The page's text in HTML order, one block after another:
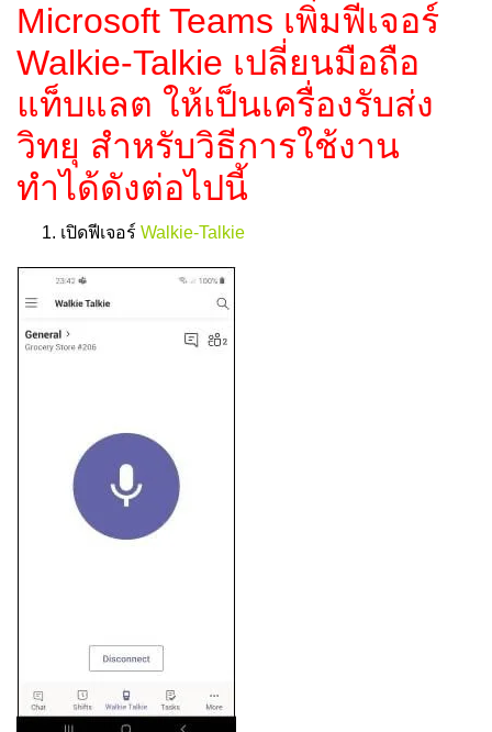
Microsoft Teams เพิ่มฟีเจอร์
Walkie-Talkie เปลี่ยนมือถือ
แท็บแลต ให้เป็นเครื่องรับส่ง
วิทยุ สำหรับวิธีการใช้งาน
ทำได้ดังต่อไปนี้
เปิดฟีเจอร์ Walkie-Talkie